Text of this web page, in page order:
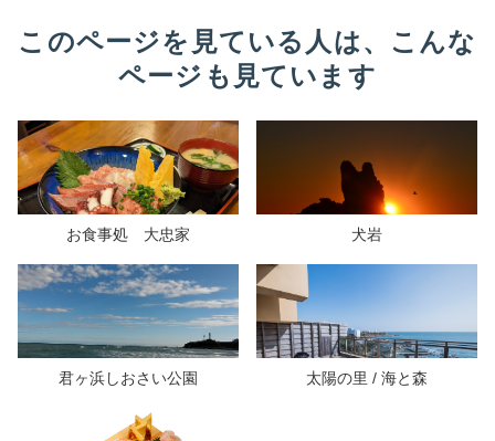
このページを見ている人は、こんな
ページも見ています
お食事処 大忠家 犬岩
君ヶ浜しおさい公園 太陽の里 / 海と森